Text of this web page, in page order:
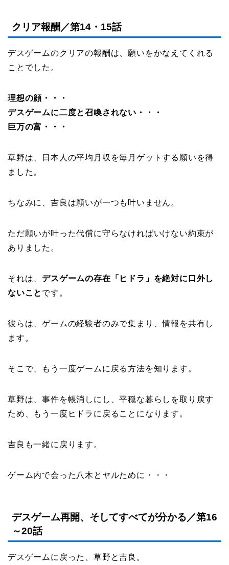
クリア報酬／第14・15話
デスゲームのクリアの報酬は、願いをかなえてくれる
ことでした。
理想の顔・・・
デスゲームに二度と召喚されない・・・
巨万の富・・・
草野は、日本人の平均月収を毎月ゲットする願いを得
ました。
ちなみに、吉良は願いが一つも叶いません。
ただ願いが叶った代償に守らなければいけない約束が
ありました。
それは、 デスゲームの存在「ヒドラ」を絶対に口外し
ないこと です。
彼らは、ゲームの経験者のみで集まり、情報を共有し
ます。
そこで、もう一度ゲームに戻る方法を知ります。
草野は、事件を帳消しにし、平穏な暮らしを取り戻す
ため、もう一度ヒドラに戻ることになります。
吉良も一緒に戻ります。
ゲーム内で会った八木とヤルために・・・
デスゲーム再開、そしてすべてが分かる／第16
～20話
デスゲームに戻った、草野と吉良。